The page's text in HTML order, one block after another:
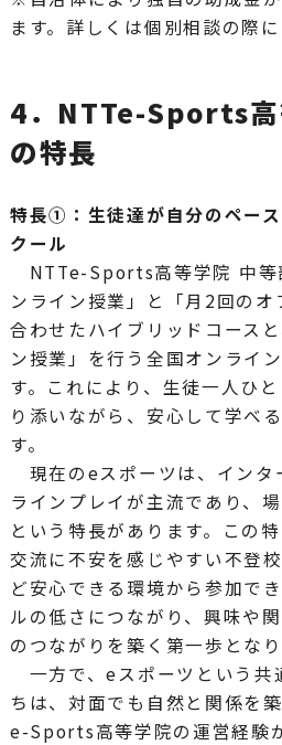
ます。詳しくは個別相談の際
4．NTTe-Sports高
の特長
特長①：生徒達が自分のペー
クール
NTTe-Sports高等学院 中等
ンライン授業」と「月2回の
合わせたハイブリッドコース
ン授業」を行う全国オンライ
す。これにより、生徒一人ひ
り添いながら、安心して学べ
す。
現在のeスポーツは、インタ
ラインプレイが主流であり、
という特長があります。この
交流に不安を感じやすい不登
ど安心できる環境から参加で
ルの低さにつながり、興味や
のつながりを築く第一歩となり
一方で、eスポーツという共
ちは、対面でも自然と関係を
e-Sports高等学院の運営経験